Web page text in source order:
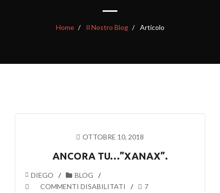
Home Il Nostro Blog Articolo
OTTOBRE 10, 2018
ANCORA TU…”XANAX”.
DIEGO
BLOG
COMMENTI DISABILITATI
SU
7